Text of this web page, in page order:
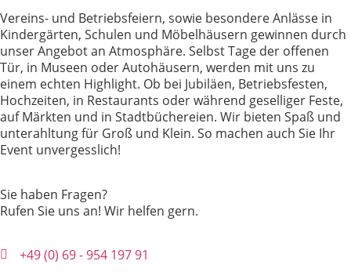
Vereins- und Betriebsfeiern, sowie besondere Anlässe in
Kindergärten, Schulen und Möbelhäusern gewinnen durch
unser Angebot an Atmosphäre. Selbst Tage der offenen
Tür, in Museen oder Autohäusern, werden mit uns zu
einem echten Highlight. Ob bei Jubiläen, Betriebsfesten,
Hochzeiten, in Restaurants oder während geselliger Feste,
auf Märkten und in Stadtbüchereien. Wir bieten Spaß und
unterahltung für Groß und Klein. So machen auch Sie Ihr
Event unvergesslich!
Sie haben Fragen?
Rufen Sie uns an! Wir helfen gern.
+49 (0) 69 - 954 197 91